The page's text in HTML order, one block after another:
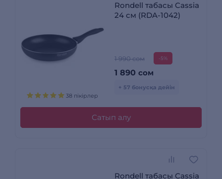
38 пікірлер
Rondell табасы Cassia
24 см (RDA-1042)
1 990 сом -5%
1 890 сом
+ 57 бонусқа дейін
Сатып алу
Rondell табасы Cassia